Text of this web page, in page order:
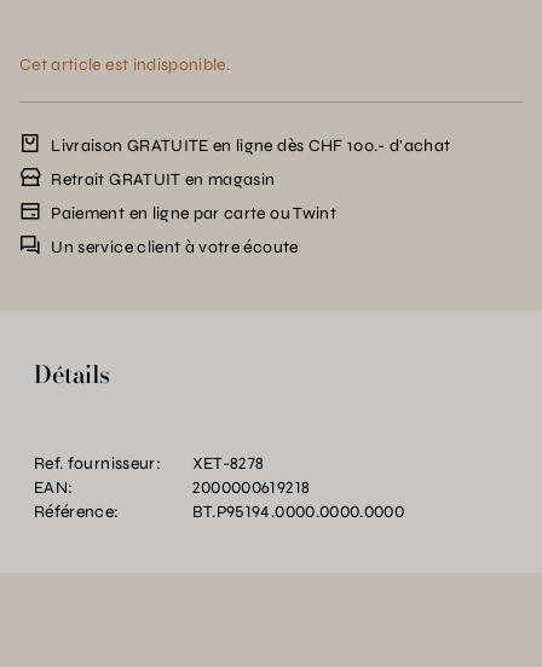
Cet article est indisponible.
Livraison GRATUITE en ligne dès CHF 100.- d’achat
Retrait GRATUIT en magasin
Paiement en ligne par carte ou Twint
Un service client à votre écoute
Détails
Ref. fournisseur:
XET-8278
EAN:
2000000619218
Référence:
BT.P95194.0000.0000.0000